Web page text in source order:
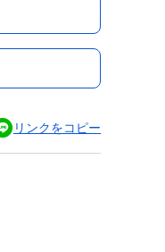
リンクをコピー